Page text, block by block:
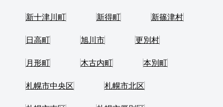
新十津川町 新得町 新篠津村
日高町 旭川市 更別村
月形町 木古内町 本別町
札幌市中央区 札幌市北区